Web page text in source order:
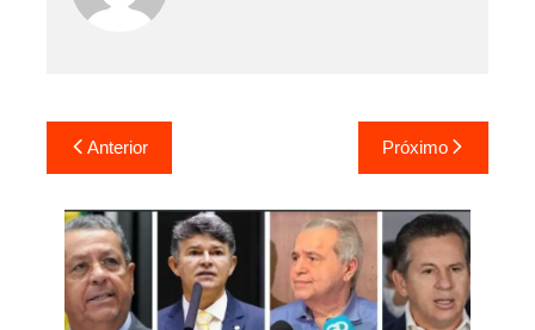
Navegação
de
Post
Anterior Próximo